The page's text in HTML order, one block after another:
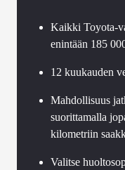
Kaikki Toyota-
enintään 185
12 kuukauden
Mahdollisuus
suorittamalla
kilometriin
Valitse